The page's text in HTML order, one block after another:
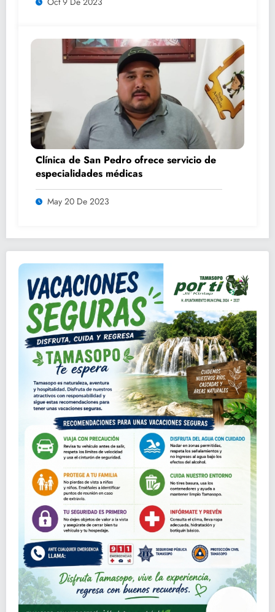
Clínica de San Pedro ofrece servicio de
especialidades médicas
May 20 De 2023